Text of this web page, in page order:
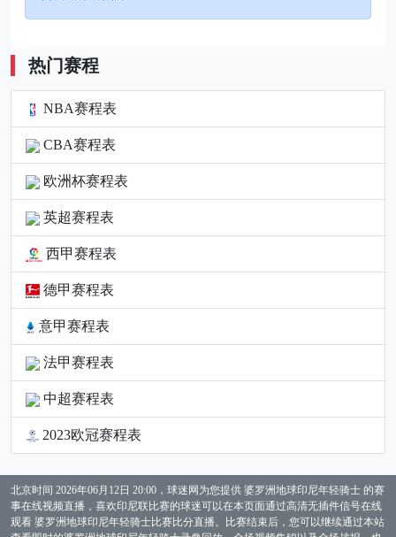
热门赛程
NBA赛程表
CBA赛程表
欧洲杯赛程表
英超赛程表
西甲赛程表
德甲赛程表
意甲赛程表
法甲赛程表
中超赛程表
2023欧冠赛程表
北京时间 2026年06月12日 20:00，球迷网为您提供 婆罗洲地球印尼年轻骑士 的赛
事在线视频直播，喜欢印尼联比赛的球迷可以在本页面通过高清无插件信号在线
观看 婆罗洲地球印尼年轻骑士比赛比分直播。比赛结束后，您可以继续通过本站